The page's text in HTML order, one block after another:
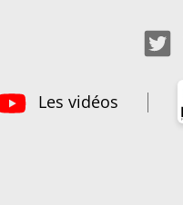
Les vidéos